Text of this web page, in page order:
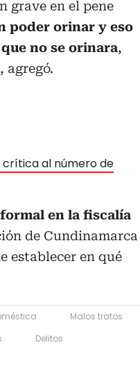
grave en el pene
poder orinar y eso
no se orinara,
agregó.
crítica al número de
en la fiscalía
de Cundinamarca
establecer en qué
Malos tratos
Delitos